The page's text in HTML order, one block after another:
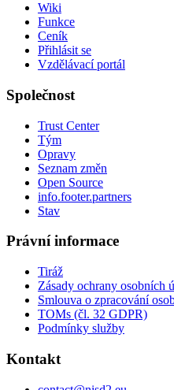
Wiki
Funkce
Ceník
Přihlásit se
Vzdělávací portál
Společnost
Trust Center
Tým
Opravy
Seznam změn
Open Source
info.footer.partners
Stav
Právní informace
Tiráž
Zásady ochrany osobních
Smlouva o zpracování
TOMs (čl. 32 GDPR)
Podmínky služby
Kontakt